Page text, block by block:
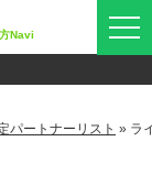
Navi
パートナーリスト » ラ